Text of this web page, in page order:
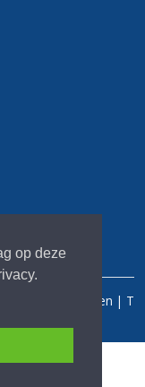
op deze
MG Werkhoven | T